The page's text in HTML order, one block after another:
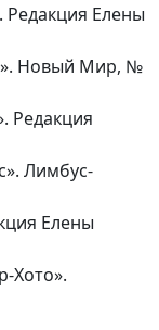
Елены
Новый Мир, №
Редакция
Лимбус-
Елены
Хото».